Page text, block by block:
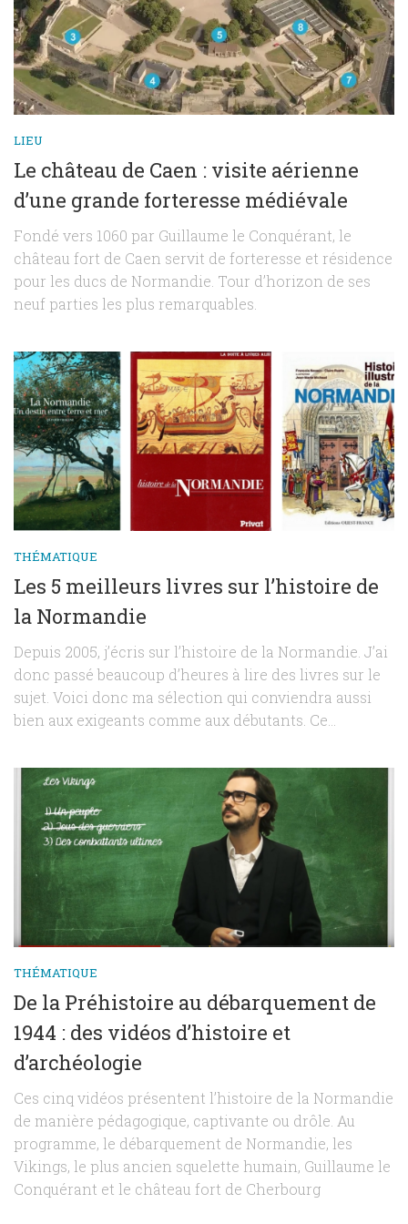
LIEU
Le château de Caen : visite aérienne
d’une grande forteresse médiévale
Fondé vers 1060 par Guillaume le Conquérant, le
château fort de Caen servit de forteresse et résidence
pour les ducs de Normandie. Tour d’horizon de ses
neuf parties les plus remarquables.
THÉMATIQUE
Les 5 meilleurs livres sur l’histoire de
la Normandie
Depuis 2005, j’écris sur l’histoire de la Normandie. J’ai
donc passé beaucoup d’heures à lire des livres sur le
sujet. Voici donc ma sélection qui conviendra aussi
bien aux exigeants comme aux débutants. Ce...
THÉMATIQUE
De la Préhistoire au débarquement de
1944 : des vidéos d’histoire et
d’archéologie
Ces cinq vidéos présentent l’histoire de la Normandie
de manière pédagogique, captivante ou drôle. Au
programme, le débarquement de Normandie, les
Vikings, le plus ancien squelette humain, Guillaume le
Conquérant et le château fort de Cherbourg